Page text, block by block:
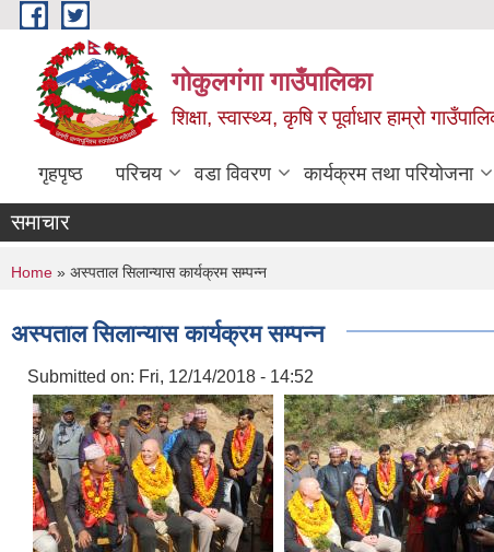
Skip to main content
गोकुलगंगा गाउँपालिका
शिक्षा, स्वास्थ्य, कृषि र पूर्वाधार हाम्रो
गृहपृष्ठ परिचय वडा विवरण कार्यक्रम तथा परियोजना
समाचार
You are here
Home » अस्पताल सिलान्यास कार्यक्रम सम्पन्न
अस्पताल सिलान्यास कार्यक्रम सम्पन्न
Submitted on: Fri, 12/14/2018 - 14:52